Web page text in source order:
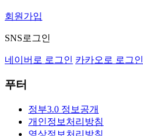
회원가입
SNS로그인
네이버로 로그인 카카오로 로그인
푸터
정부3.0 정보공개
개인정보처리방침